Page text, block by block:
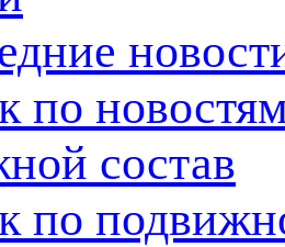
по
состав
по